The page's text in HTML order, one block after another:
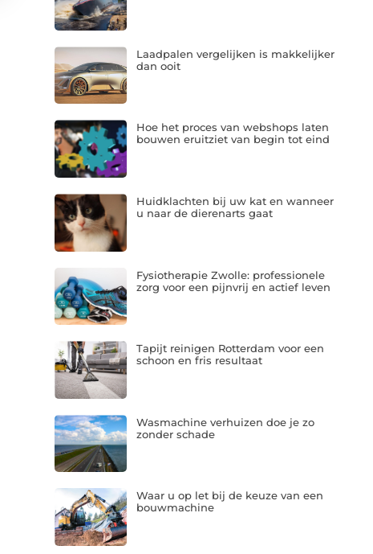
Laadpalen vergelijken is makkelijker
dan ooit
Hoe het proces van webshops laten
bouwen eruitziet van begin tot eind
Huidklachten bij uw kat en wanneer
u naar de dierenarts gaat
Fysiotherapie Zwolle: professionele
zorg voor een pijnvrij en actief leven
Tapijt reinigen Rotterdam voor een
schoon en fris resultaat
Wasmachine verhuizen doe je zo
zonder schade
Waar u op let bij de keuze van een
bouwmachine